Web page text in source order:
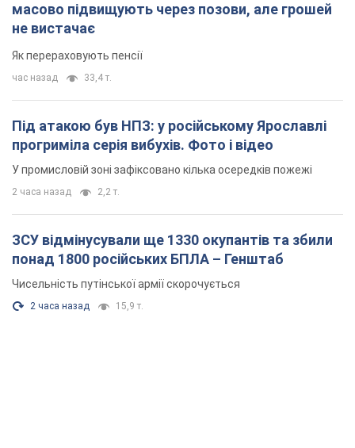
масово підвищують через позови, але грошей
не вистачає
Як перераховують пенсії
час назад 33,4 т.
Під атакою був НПЗ: у російському Ярославлі
прогриміла серія вибухів. Фото і відео
У промисловій зоні зафіксовано кілька осередків пожежі
2 часа назад 2,2 т.
ЗСУ відмінусували ще 1330 окупантів та збили
понад 1800 російських БПЛА – Генштаб
Чисельність путінської армії скорочується
2 часа назад 15,9 т.